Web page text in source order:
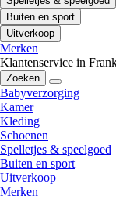
Buiten en sport
Uitverkoop
Merken
Klantenservice in
Zoeken
Babyverzorging
Kamer
Kleding
Schoenen
Spelletjes & speelgoed
Buiten en sport
Uitverkoop
Merken